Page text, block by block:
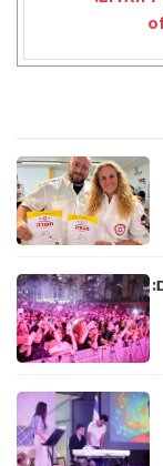
ים: